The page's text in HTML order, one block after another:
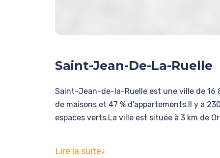
Saint-Jean-De-La-Ruelle
Saint-Jean-de-la-Ruelle est une ville de 16
de maisons et 47 % d'appartements.Il y a
espaces verts.La ville est située à 3 km de
Lire la suite